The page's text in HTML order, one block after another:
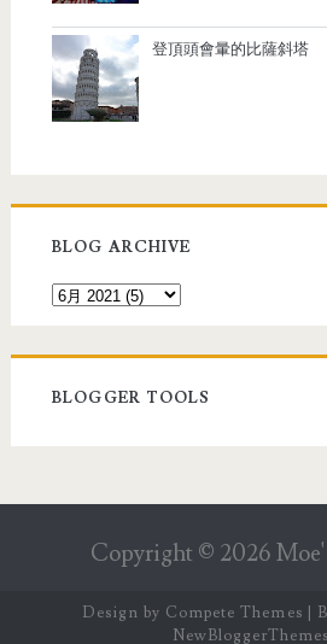
登頂頭會暈的比薩斜塔
BLOG ARCHIVE
BLOGGER TOOLS
Copyright © 2026
Design by Compete Themes |